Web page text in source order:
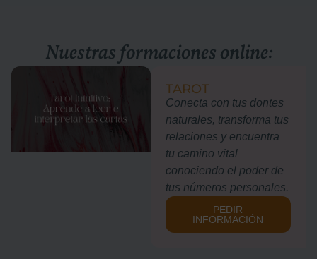
Nuestras formaciones online:
TAROT
Conecta con tus dontes
naturales, transforma tus
relaciones y encuentra
tu camino vital
conociendo el poder de
tus números personales.
PEDIR
INFORMACIÓN